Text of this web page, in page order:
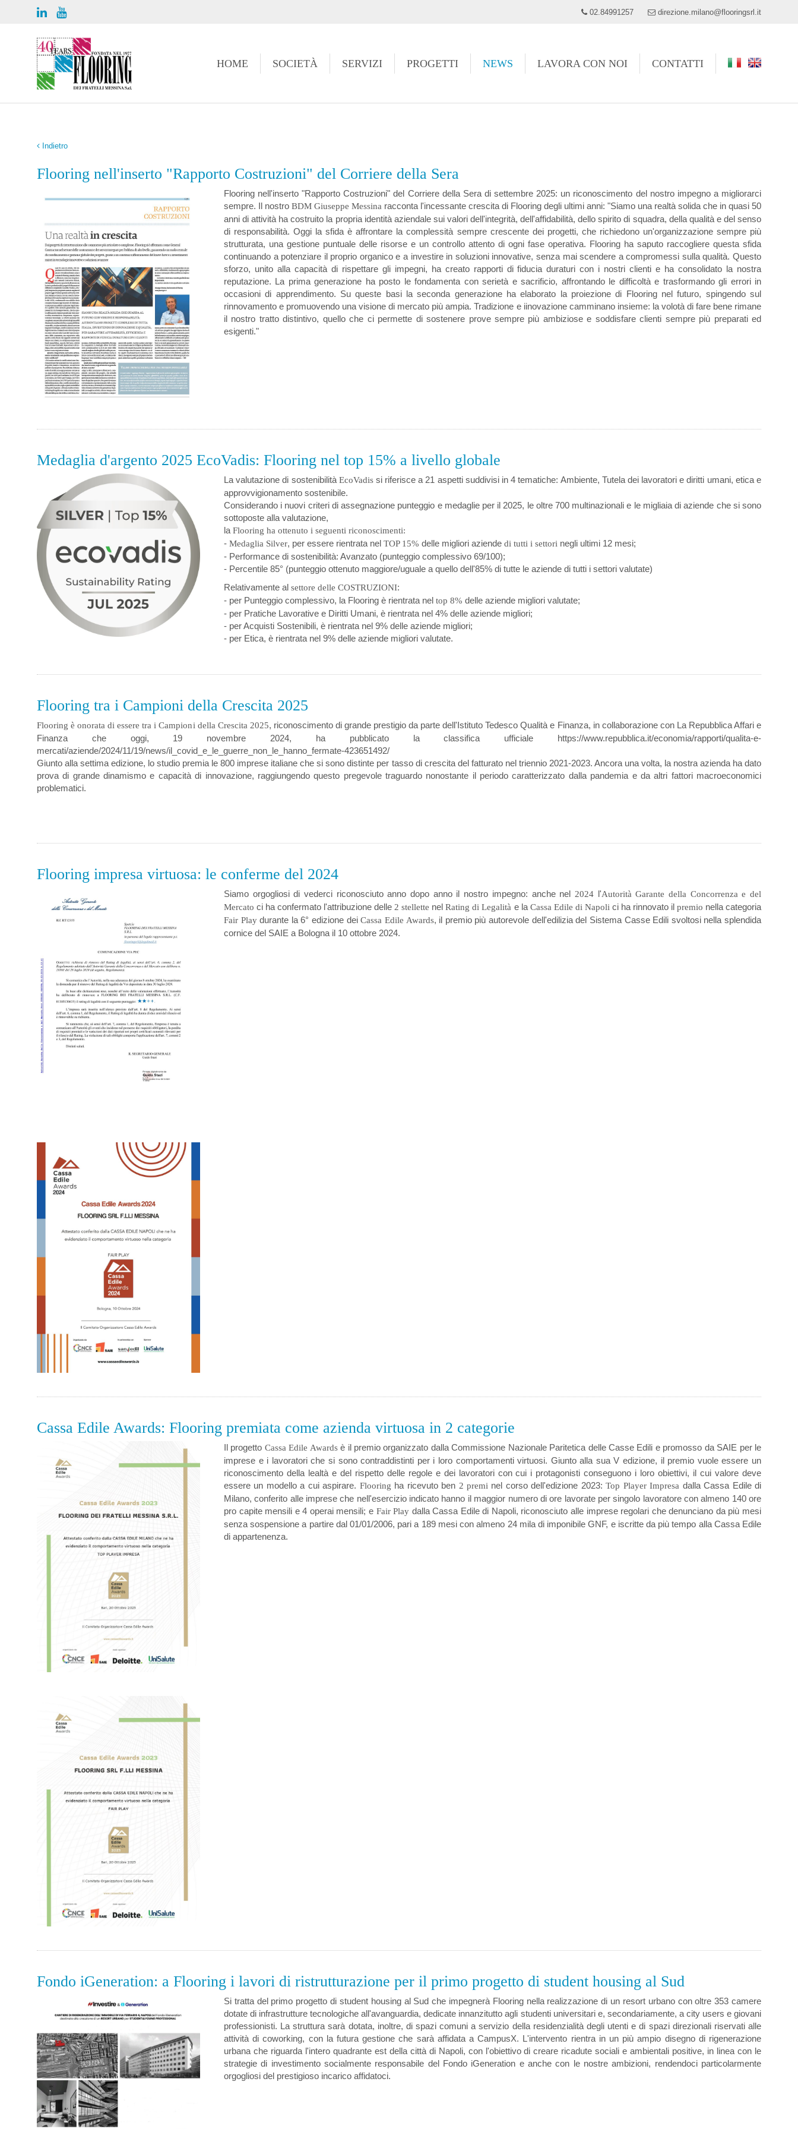
02.84991257 direzione.milano@flooringsrl.it
HOME SOCIETÀ SERVIZI PROGETTI NEWS LAVORA CON NOI CONTATTI
Indietro
Flooring nell'inserto "Rapporto Costruzioni" del Corriere della Sera
Flooring nell'inserto "Rapporto Costruzioni" del Corriere della Sera di settembre 2025: un riconoscimento del nostro impegno a migliorarci
sempre. Il nostro BDM Giuseppe Messina racconta l'incessante crescita di Flooring degli ultimi anni: "Siamo una realtà solida che in quasi 50
anni di attività ha costruito la propria identità aziendale sui valori dell'integrità, dell'affidabilità, dello spirito di squadra, della qualità e del senso
di responsabilità. Oggi la sfida è affrontare la complessità sempre crescente dei progetti, che richiedono un'organizzazione sempre più
strutturata, una gestione puntuale delle risorse e un controllo attento di ogni fase operativa. Flooring ha saputo raccogliere questa sfida
continuando a potenziare il proprio organico e a investire in soluzioni innovative, senza mai scendere a compromessi sulla qualità. Questo
sforzo, unito alla capacità di rispettare gli impegni, ha creato rapporti di fiducia duraturi con i nostri clienti e ha consolidato la nostra
reputazione. La prima generazione ha posto le fondamenta con serietà e sacrificio, affrontando le difficoltà e trasformando gli errori in
occasioni di apprendimento. Su queste basi la seconda generazione ha elaborato la proiezione di Flooring nel futuro, spingendo sul
rinnovamento e promuovendo una visione di mercato più ampia. Tradizione e iinovazione camminano insieme: la volotà di fare bene rimane
il nostro tratto distintivo, quello che ci permette di sostenere prove sempre più ambiziose e soddisfare clienti sempre più preparati ed
esigenti."
Medaglia d'argento 2025 EcoVadis: Flooring nel top 15% a livello globale
La valutazione di sostenibilità EcoVadissi riferisce a 21 aspetti suddivisi in 4 tematiche: Ambiente, Tutela dei lavoratori e diritti umani, etica e
approvvigionamento sostenibile.
Considerando i nuovi criteri di assegnazione punteggio e medaglie per il 2025, le oltre 700 multinazionali e le migliaia di aziende che si sono
sottoposte alla valutazione,
la Flooring ha ottenuto i seguenti riconoscimenti:
- Medaglia Silver, per essere rientrata nel TOP 15% delle migliori aziende di tutti i settori negli ultimi 12 mesi;
- Performance di sostenibilità: Avanzato (punteggio complessivo 69/100);
- Percentile 85° (punteggio ottenuto maggiore/uguale a quello dell'85% di tutte le aziende di tutti i settori valutate)
Relativamente al settore delle COSTRUZIONI:
- per Punteggio complessivo, la Flooring è rientrata nel top 8% delle aziende migliori valutate;
- per Pratiche Lavorative e Diritti Umani, è rientrata nel 4% delle aziende migliori;
- per Acquisti Sostenibili, è rientrata nel 9% delle aziende migliori;
- per Etica, è rientrata nel 9% delle aziende migliori valutate.
Flooring tra i Campioni della Crescita 2025
Flooring è onorata di essere tra i Campioni della Crescita 2025, riconoscimento di grande prestigio da parte dell'Istituto Tedesco Qualità e Finanza, in collaborazione con La Repubblica Affari e
Finanza che oggi, 19 novembre 2024, ha pubblicato la classifica ufficiale https://www.repubblica.it/economia/rapporti/qualita-e-
mercati/aziende/2024/11/19/news/il_covid_e_le_guerre_non_le_hanno_fermate-423651492/
Giunto alla settima edizione, lo studio premia le 800 imprese italiane che si sono distinte per tasso di crescita del fatturato nel triennio 2021-2023. Ancora una volta, la nostra azienda ha dato
prova di grande dinamismo e capacità di innovazione, raggiungendo questo pregevole traguardo nonostante il periodo caratterizzato dalla pandemia e da altri fattori macroeconomici
problematici.
Flooring impresa virtuosa: le conferme del 2024
Siamo orgogliosi di vederci riconosciuto anno dopo anno il nostro impegno: anche nel 2024l'Autorità Garante della Concorrenza e del
Mercato ci ha confermato l'attribuzione delle 2 stellette nelRating di Legalità e la Cassa Edile di Napoli ci ha rinnovato il premio nella categoria
Fair Playdurante la 6° edizione deiCassa Edile Awards, il premio più autorevole dell'edilizia del Sistema Casse Edili svoltosi nella splendida
cornice del SAIE a Bologna il 10 ottobre 2024.
Cassa Edile Awards: Flooring premiata come azienda virtuosa in 2 categorie
Il progetto Cassa Edile Awardsè il premio organizzato dalla Commissione Nazionale Paritetica delle Casse Edili e promosso da SAIE per le
imprese e i lavoratori che si sono contraddistinti per i loro comportamenti virtuosi. Giunto alla sua V edizione, il premio vuole essere un
riconoscimento della lealtà e del rispetto delle regole e dei lavoratori con cui i protagonisti conseguono i loro obiettivi, il cui valore deve
essere un modello a cui aspirare. Flooring ha ricevuto ben 2 premi nel corso dell'edizione 2023: Top Player Impresa dalla Cassa Edile di
Milano, conferito alle imprese che nell'esercizio indicato hanno il maggior numero di ore lavorate per singolo lavoratore con almeno 140 ore
pro capite mensili e 4 operai mensili; eFair Play dalla Cassa Edile di Napoli, riconosciuto alle imprese regolari che denunciano da più mesi
senza sospensione a partire dal 01/01/2006, pari a 189 mesi con almeno 24 mila di imponibile GNF, e iscritte da più tempo alla Cassa Edile
di appartenenza.
Fondo iGeneration: a Flooring i lavori di ristrutturazione per il primo progetto di student housing al Sud
Si tratta del primo progetto di student housing al Sud che impegnerà Flooring nella realizzazione di un resort urbano con oltre 353 camere
dotate di infrastrutture tecnologiche all'avanguardia, dedicate innanzitutto agli studenti universitari e, secondariamente, a city users e giovani
professionisti. La struttura sarà dotata, inoltre, di spazi comuni a servizio della residenzialità degli utenti e di spazi direzionali riservati alle
attività di coworking, con la futura gestione che sarà affidata a CampusX. L'intervento rientra in un più ampio disegno di rigenerazione
urbana che riguarda l'intero quadrante est della città di Napoli, con l'obiettivo di creare ricadute sociali e ambientali positive, in linea con le
strategie di investimento socialmente responsabile del Fondo iGeneration e anche con le nostre ambizioni, rendendoci particolarmente
orgogliosi del prestigioso incarico affidatoci.